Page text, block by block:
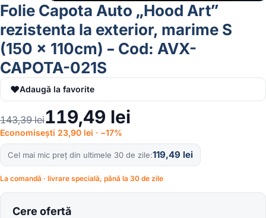
Folie Capota Auto „Hood Art”
rezistenta la exterior, marime S
(150 x 110cm) – Cod: AVX-
CAPOTA-021S
♥Adaugă la favorite
143,39lei119,49 lei
Economisești 23,90 lei · −17%
Cel mai mic preț din ultimele 30 de zile 119,49 lei
La comandă · livrare specială, până la 30 de zile
Cere ofertă